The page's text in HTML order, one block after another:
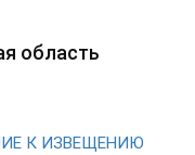
область
К ИЗВЕЩЕНИЮ